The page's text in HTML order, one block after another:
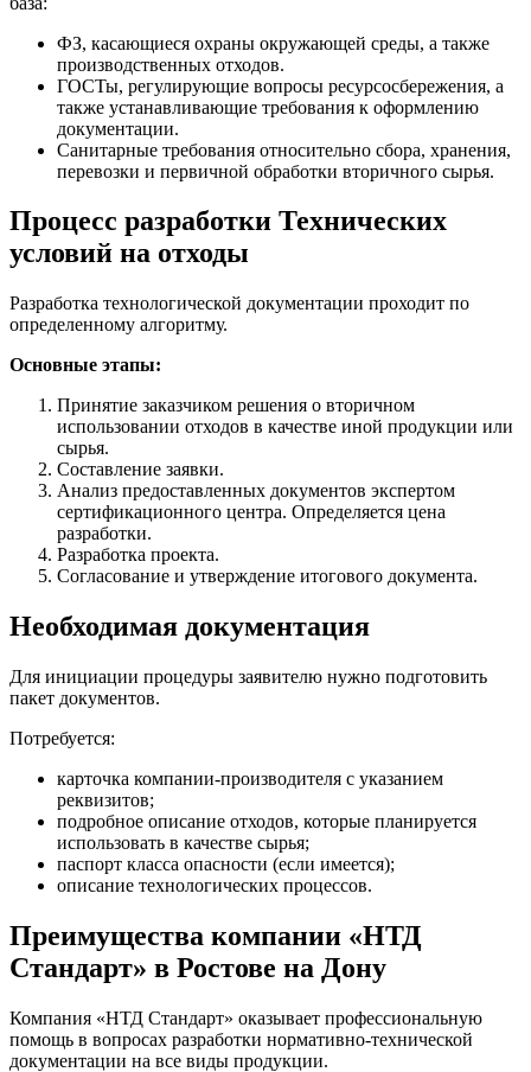
ФЗ, касающиеся охраны окружающей среды, а также
производственных отходов.
ГОСТы, регулирующие вопросы ресурсосбережения, а
также устанавливающие требования к оформлению
документации.
Санитарные требования относительно сбора, хранения,
перевозки и первичной обработки вторичного сырья.
Процесс разработки Технических
условий на отходы
Разработка технологической документации проходит по
определенному алгоритму.
Основные этапы:
Принятие заказчиком решения о вторичном
использовании отходов в качестве иной продукции или
сырья.
Составление заявки.
Анализ предоставленных документов экспертом
сертификационного центра. Определяется цена
разработки.
Разработка проекта.
Согласование и утверждение итогового документа.
Необходимая документация
Для инициации процедуры заявителю нужно подготовить
пакет документов.
Потребуется:
карточка компании-производителя с указанием
реквизитов;
подробное описание отходов, которые планируется
использовать в качестве сырья;
паспорт класса опасности (если имеется);
описание технологических процессов.
Преимущества компании «НТД
Стандарт» в Ростове на Дону
Компания «НТД Стандарт» оказывает профессиональную
помощь в вопросах разработки нормативно-технической
документации на все виды продукции.